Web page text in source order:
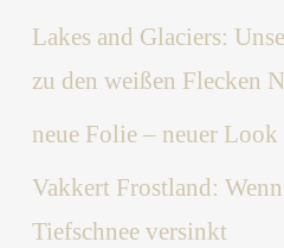
Lakes and Glaciers:
zu den weißen Flecken
neue Folie – neuer Look
Vakkert Frostland:
Tiefschnee versinkt